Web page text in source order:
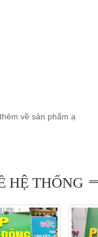
hơi Daros HT-
về sản phẩm ạ